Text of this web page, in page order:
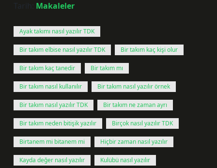
Tarih: Makaleler
Ayak takımı nasıl yazılır TDK
Bir takım elbise nasıl yazılır TDK Bir takım kaç kişi olur
Bir takım kaç tanedir Bir takım mı
Bir takım nasıl kullanılır Bir takım nasıl yazılır örnek
Bir takım nasıl yazılır TDK Bir takım ne zaman ayrı
Bir takım neden bitişik yazılır Birçok nasıl yazılır TDK
Birtanem mi bitanem mi Hiçbir zaman nasıl yazılır
Kayda değer nasıl yazılır Kulübü nasıl yazılır